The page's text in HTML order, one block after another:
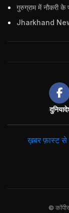
दुनिया
ख़बर फ़ास्ट से
©